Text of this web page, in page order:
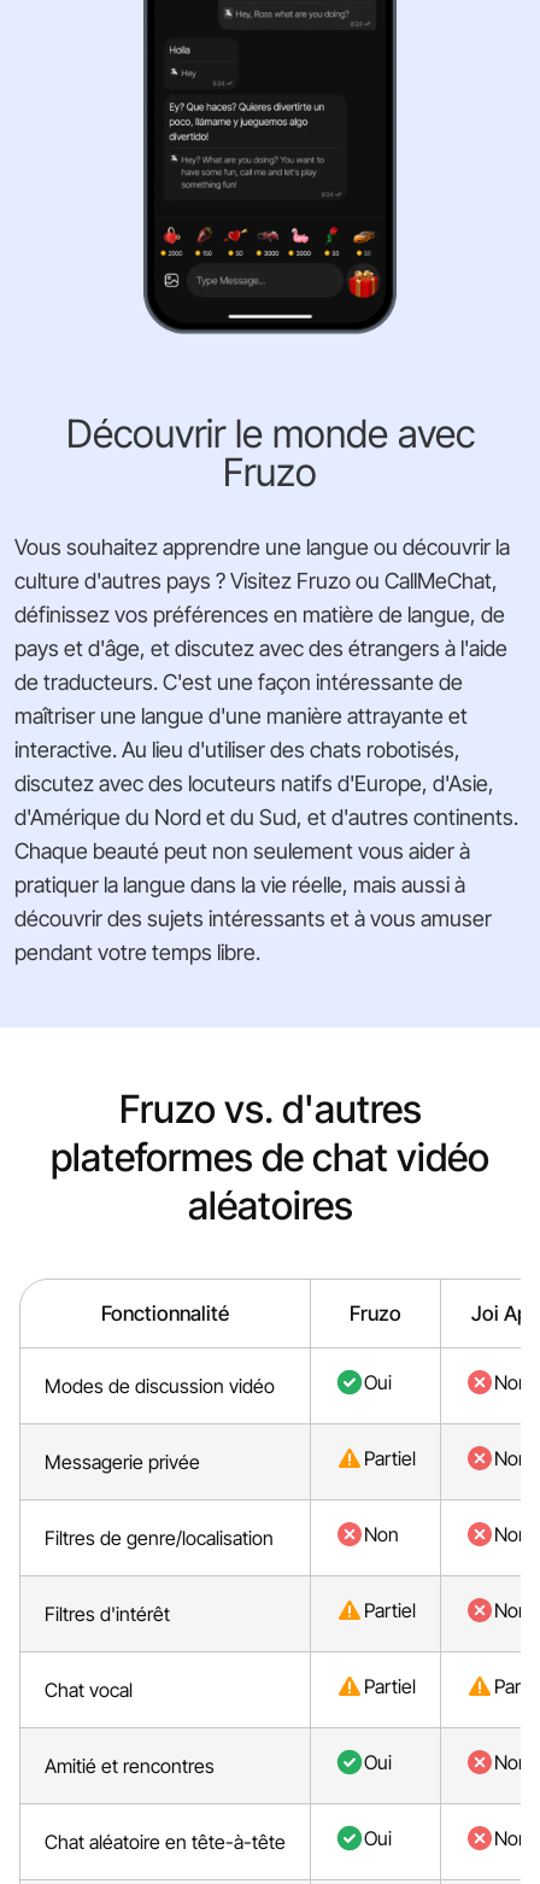
Découvrir le monde avec
Fruzo
Vous souhaitez apprendre une langue ou découvrir la
culture d'autres pays ? Visitez Fruzo ou CallMeChat,
définissez vos préférences en matière de langue, de
pays et d'âge, et discutez avec des étrangers à l'aide
de traducteurs. C'est une façon intéressante de
maîtriser une langue d'une manière attrayante et
interactive. Au lieu d'utiliser des chats robotisés,
discutez avec des locuteurs natifs d'Europe, d'Asie,
d'Amérique du Nord et du Sud, et d'autres continents.
Chaque beauté peut non seulement vous aider à
pratiquer la langue dans la vie réelle, mais aussi à
découvrir des sujets intéressants et à vous amuser
pendant votre temps libre.
Fruzo vs. d'autres
plateformes de chat vidéo
aléatoires
Fonctionnalité Fruzo Joi App
Modes de discussion vidéo Oui Non
Messagerie privée Partiel Non
Filtres de genre/localisation Non Non
Filtres d'intérêt Partiel Non
Chat vocal Partiel
Amitié et rencontres Oui Non
Chat aléatoire en tête-à-tête Oui Non